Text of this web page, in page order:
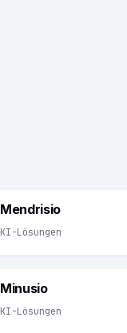
Mendrisio
KI-Lösungen
Minusio
KI-Lösungen